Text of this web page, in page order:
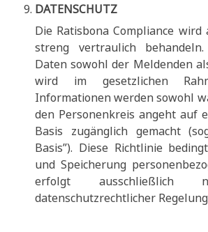
DATENSCHUTZ
Die Ratisbona Compliance
streng vertraulich
Daten sowohl der Meldenden
wird im gesetzlichen
Informationen werden sowohl
den Personenkreis angeht auf
Basis zugänglich gemacht
Basis”). Diese Richtlinie
und Speicherung
erfolgt ausschließlich
datenschutzrechtlicher